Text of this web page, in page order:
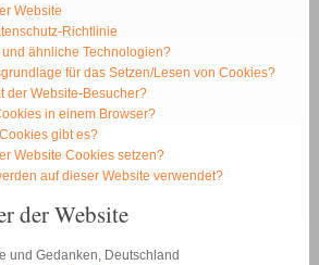
Website
Richtlinie
ähnliche Technologien?
für das Setzen/Lesen von Cookies?
der Website-Besucher?
in einem Browser?
gibt es?
Website Cookies setzen?
auf dieser Website verwendet?
der Website
und Gedanken, Deutschland